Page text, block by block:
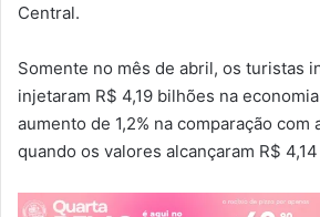
Central.
Somente no mês de abril, os turistas
injetaram R$ 4,19 bilhões na
aumento de 1,2% na comparação com
quando os valores alcançaram R$